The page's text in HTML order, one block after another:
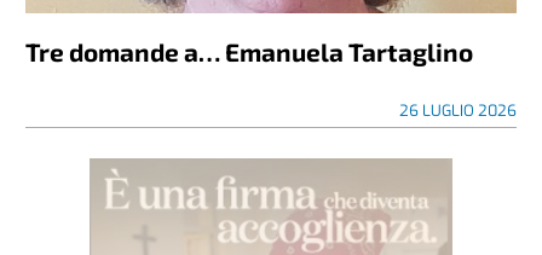
Tre domande a… Emanuela Tartaglino
26 LUGLIO 2026